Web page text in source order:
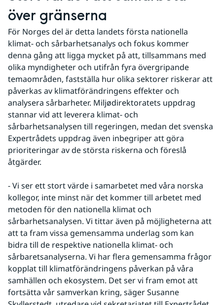
över gränserna
För Norges del är detta landets första nationella
klimat- och sårbarhetsanalys och fokus kommer
denna gång att ligga mycket på att, tillsammans med
olika myndigheter och utifrån fyra övergripande
temaområden, fastställa hur olika sektorer riskerar att
påverkas av klimatförändringens effekter och
analysera sårbarheter. Miljødirektoratets uppdrag
stannar vid att leverera klimat- och
sårbarhetsanalysen till regeringen, medan det svenska
Expertrådets uppdrag även inbegriper att göra
prioriteringar av de största riskerna och föreslå
åtgärder.
- Vi ser ett stort värde i samarbetet med våra norska
kollegor, inte minst när det kommer till arbetet med
metoden för den nationella klimat och
sårbarhetsanalysen. Vi tittar även på möjligheterna att
att ta fram vissa gemensamma underlag som kan
bidra till de respektive nationella klimat- och
sårbaretsanalyserna. Vi har flera gemensamma frågor
kopplat till klimatförändringens påverkan på våra
samhällen och ekosystem. Det ser vi fram emot att
fortsätta vår samverkan kring, säger Susanne